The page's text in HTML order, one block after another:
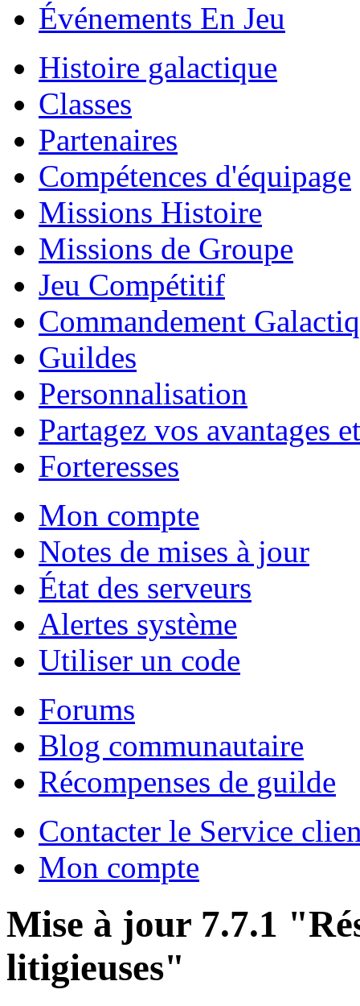
Événements En Jeu
Histoire galactique
Classes
Partenaires
Compétences d'équipage
Missions Histoire
Missions de Groupe
Jeu Compétitif
Commandement
Guildes
Personnalisation
Partagez vos avantages
Forteresses
Mon compte
Notes de mises à jour
État des serveurs
Alertes système
Utiliser un code
Forums
Blog communautaire
Récompenses de guilde
Contacter le Service
Mon compte
Mise à jour 7.7.1
litigieuses"